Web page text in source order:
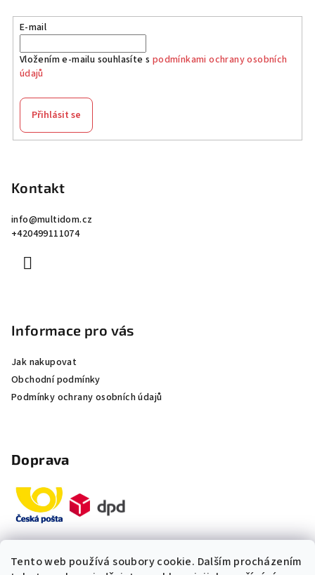
Tento web používá soubory cookie. Dalším procházením
E-mail
Vložením e-mailu souhlasíte s podmínkami ochrany osobních
údajů
Přihlásit se
Kontakt
info@multidom.cz
+420499111074
Informace pro vás
Jak nakupovat
Obchodní podmínky
Podmínky ochrany osobních údajů
Doprava